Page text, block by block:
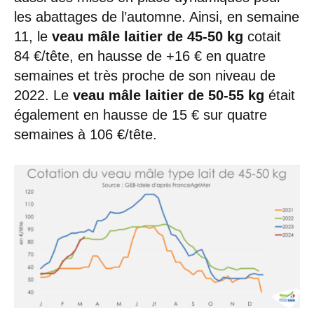
les abattages de l’automne. Ainsi, en semaine
11, le veau mâle laitier de 45-50 kg cotait
84 €/tête, en hausse de +16 € en quatre
semaines et très proche de son niveau de
2022. Le veau mâle laitier de 50-55 kg était
également en hausse de 15 € sur quatre
semaines à 106 €/tête.